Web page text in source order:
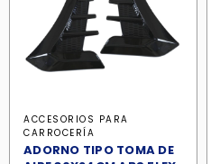
ACCESORIOS PARA
CARROCERÍA
ADORNO TIPO TOMA DE